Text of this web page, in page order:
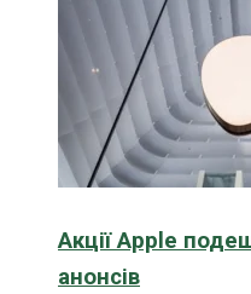
Акції Apple
анонсів